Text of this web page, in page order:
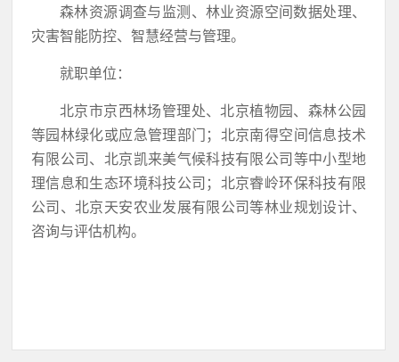
森林资源调查与监测、林业资源空间数据处理、
灾害智能防控、智慧经营与管理。
就职单位：
北京市京西林场管理处、北京植物园、森林公园
等园林绿化或应急管理部门；北京南得空间信息技术
有限公司、北京凯来美气候科技有限公司等中小型地
理信息和生态环境科技公司；北京睿岭环保科技有限
公司、北京天安农业发展有限公司等林业规划设计、
咨询与评估机构。